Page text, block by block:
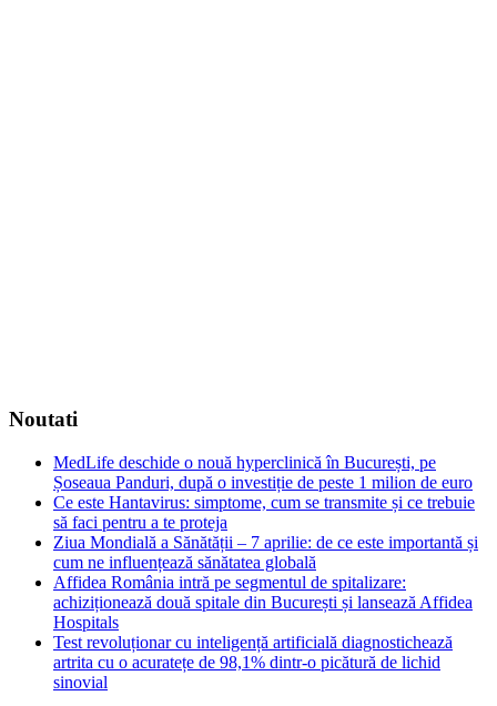
Noutati
MedLife deschide o nouă hyperclinică în București, pe
Șoseaua Panduri, după o investiție de peste 1 milion de euro
Ce este Hantavirus: simptome, cum se transmite și ce trebuie
să faci pentru a te proteja
Ziua Mondială a Sănătății – 7 aprilie: de ce este importantă și
cum ne influențează sănătatea globală
Affidea România intră pe segmentul de spitalizare:
achiziționează două spitale din București și lansează Affidea
Hospitals
Test revoluționar cu inteligență artificială diagnostichează
artrita cu o acuratețe de 98,1% dintr-o picătură de lichid
sinovial